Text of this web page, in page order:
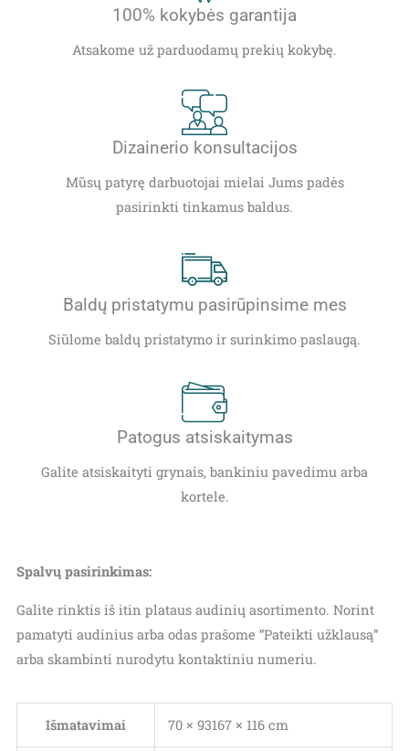
100% kokybės garantija
Atsakome už parduodamų prekių kokybę.
Dizainerio konsultacijos
Mūsų patyrę darbuotojai mielai Jums padės
pasirinkti tinkamus baldus.
Baldų pristatymu pasirūpinsime mes
Siūlome baldų pristatymo ir surinkimo paslaugą.
Patogus atsiskaitymas
Galite atsiskaityti grynais, bankiniu pavedimu arba
kortele.
Spalvų pasirinkimas:
Galite rinktis iš itin plataus audinių asortimento. Norint
pamatyti audinius arba odas prašome “Pateikti užklausą”
arba skambinti nurodytu kontaktiniu numeriu.
Išmatavimai 70 × 93167 × 116 cm